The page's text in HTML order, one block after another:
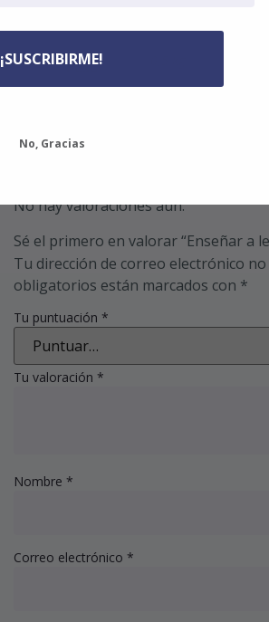
Información
Peso
No hay valoraciones aún.
Sé el primero en valorar “Enseñar a
Tu dirección de correo electrónico
obligatorios están marcados con *
Tu puntuación *
Tu valoración *
Nombre *
Correo electrónico *
¡SUSCRIBIRME!
No, Gracias